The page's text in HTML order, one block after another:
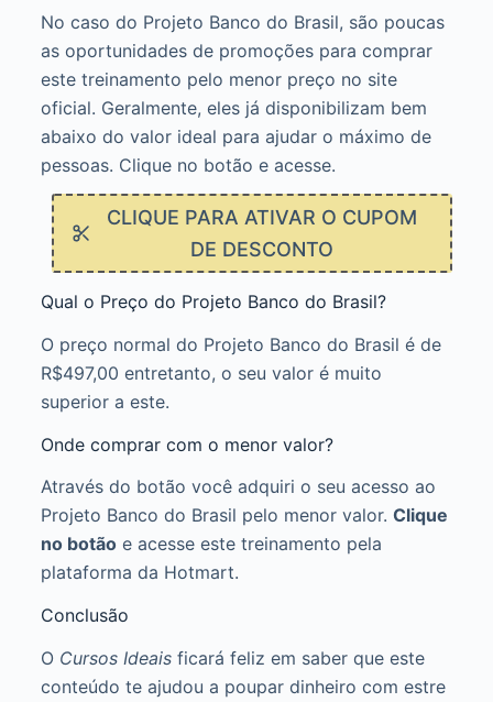
No caso do Projeto Banco do Brasil, são poucas
as oportunidades de promoções para comprar
este treinamento pelo menor preço no site
oficial. Geralmente, eles já disponibilizam bem
abaixo do valor ideal para ajudar o máximo de
pessoas. Clique no botão e acesse.
CLIQUE PARA ATIVAR O CUPOM
DE DESCONTO
Qual o Preço do Projeto Banco do Brasil?
O preço normal do Projeto Banco do Brasil é de
R$497,00 entretanto, o seu valor é muito
superior a este.
Onde comprar com o menor valor?
Através do botão você adquiri o seu acesso ao
Projeto Banco do Brasil pelo menor valor. Clique
no botãoe acesse este treinamento pela
plataforma da Hotmart.
Conclusão
O Cursos Ideaisficará feliz em saber que este
conteúdo te ajudou a poupar dinheiro com estre